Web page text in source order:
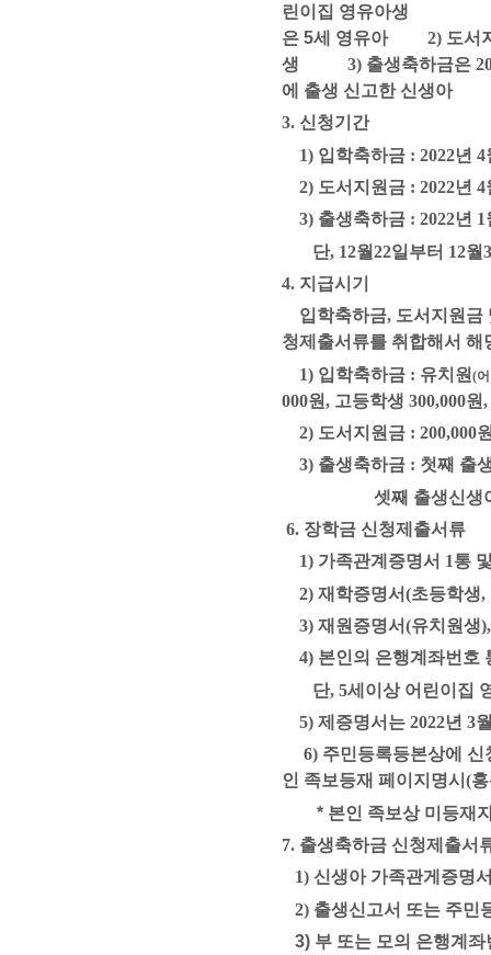
린이집 영유아
은 5세 영유아2) 도서
생
3) 출생축하금은
에 출생 신고한 신생아
3. 신청기간
1) 입학축하금 : 2022년 4
2) 도서지원금 : 2022년 4
3) 출생축하금 : 2022년 1
단, 12월22일부터 12월
4. 지급시기
입학축하금, 도서지원금
청제출서류를 취합
1) 입학축하금 : 유치원 (
000원, 고등학생 300,000원,
2) 도서지원금 : 200,000
3) 출생축하금 : 첫째 출
셋째 출생신생아
6. 장학금 신청제출서류
1) 가족관계증명서 1통
2) 재학증명서(초등학생,
3) 재원증명서(유치원생
4) 본인의 은행계좌번호
단, 5세이상 어린이집
5) 제증명서는 2022년 3
6) 주민등록등본상에 신
인 족보등재 페이지명시 (
* 본인 족보상 미등재
7. 출생축하금 신청제출서
1) 신생아 가족관게증명
2) 출생신고서 또는 주민
3) 부 또는 모의 은행계